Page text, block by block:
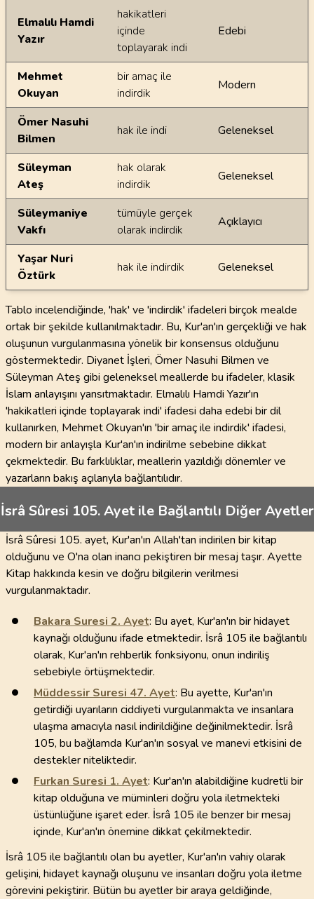
Elmalılı Hamdi
Yazır
hakikatleri
içinde
toplayarak indi
Edebi
Mehmet
Okuyan
bir amaç ile
indirdik
Modern
Ömer Nasuhi
Bilmen
hak ile indi Geleneksel
Süleyman
Ateş
hak olarak
indirdik
Geleneksel
Süleymaniye
Vakfı
tümüyle gerçek
olarak indirdik
Açıklayıcı
Yaşar Nuri
Öztürk
hak ile indirdik Geleneksel
Tablo incelendiğinde, 'hak' ve 'indirdik' ifadeleri birçok mealde
ortak bir şekilde kullanılmaktadır. Bu, Kur'an'ın gerçekliği ve hak
oluşunun vurgulanmasına yönelik bir konsensus olduğunu
göstermektedir. Diyanet İşleri, Ömer Nasuhi Bilmen ve
Süleyman Ateş gibi geleneksel meallerde bu ifadeler, klasik
İslam anlayışını yansıtmaktadır. Elmalılı Hamdi Yazır'ın
'hakikatleri içinde toplayarak indi' ifadesi daha edebi bir dil
kullanırken, Mehmet Okuyan'ın 'bir amaç ile indirdik' ifadesi,
modern bir anlayışla Kur'an'ın indirilme sebebine dikkat
çekmektedir. Bu farklılıklar, meallerin yazıldığı dönemler ve
yazarların bakış açılarıyla bağlantılıdır.
İsrâ Sûresi 105. Ayet ile Bağlantılı Diğer Ayetler
İsrâ Sûresi 105. ayet, Kur'an'ın Allah'tan indirilen bir kitap
olduğunu ve O'na olan inancı pekiştiren bir mesaj taşır. Ayette
Kitap hakkında kesin ve doğru bilgilerin verilmesi
vurgulanmaktadır.
Bakara Suresi 2. Ayet: Bu ayet, Kur'an'ın bir hidayet
kaynağı olduğunu ifade etmektedir. İsrâ 105 ile bağlantılı
olarak, Kur'an'ın rehberlik fonksiyonu, onun indiriliş
sebebiyle örtüşmektedir.
Müddessir Suresi 47. Ayet: Bu ayette, Kur'an'ın
getirdiği uyarıların ciddiyeti vurgulanmakta ve insanlara
ulaşma amacıyla nasıl indirildiğine değinilmektedir. İsrâ
105, bu bağlamda Kur'an'ın sosyal ve manevi etkisini de
destekler niteliktedir.
Furkan Suresi 1. Ayet: Kur'an'ın alabildiğine kudretli bir
kitap olduğuna ve müminleri doğru yola iletmekteki
üstünlüğüne işaret eder. İsrâ 105 ile benzer bir mesaj
içinde, Kur'an'ın önemine dikkat çekilmektedir.
İsrâ 105 ile bağlantılı olan bu ayetler, Kur'an'ın vahiy olarak
gelişini, hidayet kaynağı oluşunu ve insanları doğru yola iletme
görevini pekiştirir. Bütün bu ayetler bir araya geldiğinde,